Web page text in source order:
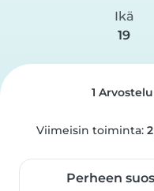
Ikä
19
1 Arvostelu
Viimeisin toiminta:
Perheen